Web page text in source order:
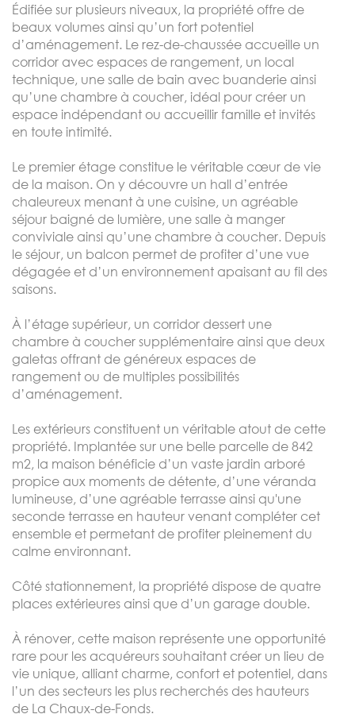
Édifiée sur plusieurs niveaux, la propriété offre de
beaux volumes ainsi qu’un fort potentiel
d’aménagement. Le rez-de-chaussée accueille un
corridor avec espaces de rangement, un local
technique, une salle de bain avec buanderie ainsi
qu’une chambre à coucher, idéal pour créer un
espace indépendant ou accueillir famille et invités
en toute intimité.
Le premier étage constitue le véritable cœur de vie
de la maison. On y découvre un hall d’entrée
chaleureux menant à une cuisine, un agréable
séjour baigné de lumière, une salle à manger
conviviale ainsi qu’une chambre à coucher. Depuis
le séjour, un balcon permet de profiter d’une vue
dégagée et d’un environnement apaisant au fil des
saisons.
À l’étage supérieur, un corridor dessert une
chambre à coucher supplémentaire ainsi que deux
galetas offrant de généreux espaces de
rangement ou de multiples possibilités
d’aménagement.
Les extérieurs constituent un véritable atout de cette
propriété. Implantée sur une belle parcelle de 842
m2, la maison bénéficie d’un vaste jardin arboré
propice aux moments de détente, d’une véranda
lumineuse, d’une agréable terrasse ainsi qu'une
seconde terrasse en hauteur venant compléter cet
ensemble et permetant de profiter pleinement du
calme environnant.
Côté stationnement, la propriété dispose de quatre
places extérieures ainsi que d’un garage double.
À rénover, cette maison représente une opportunité
rare pour les acquéreurs souhaitant créer un lieu de
vie unique, alliant charme, confort et potentiel, dans
l’un des secteurs les plus recherchés des hauteurs
de La Chaux-de-Fonds.